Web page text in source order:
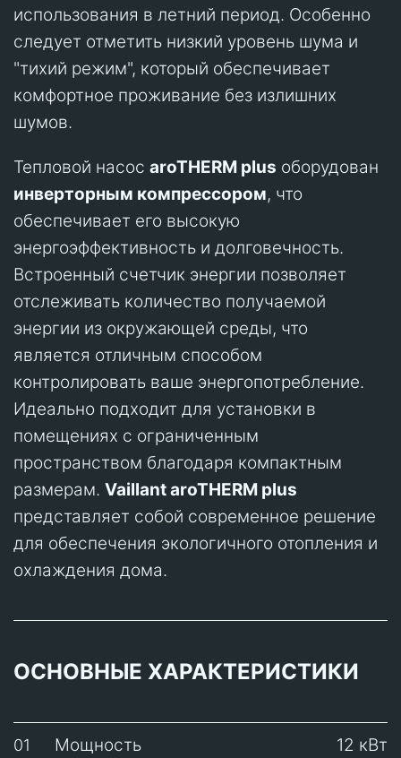
использования в летний период. Особенно
следует отметить низкий уровень шума и
"тихий режим", который обеспечивает
комфортное проживание без излишних
шумов.
Тепловой насос aroTHERM plus оборудован
инверторным компрессором, что
обеспечивает его высокую
энергоэффективность и долговечность.
Встроенный счетчик энергии позволяет
отслеживать количество получаемой
энергии из окружающей среды, что
является отличным способом
контролировать ваше энергопотребление.
Идеально подходит для установки в
помещениях с ограниченным
пространством благодаря компактным
размерам. Vaillant aroTHERM plus
представляет собой современное решение
для обеспечения экологичного отопления и
охлаждения дома.
ОСНОВНЫЕ ХАРАКТЕРИСТИКИ
01 Мощность 12 кВт